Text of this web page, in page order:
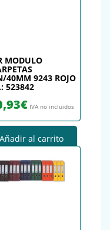
MODULO
40MM 9243 ROJO
523842
€ IVA no incluidos
Añadir al carrito